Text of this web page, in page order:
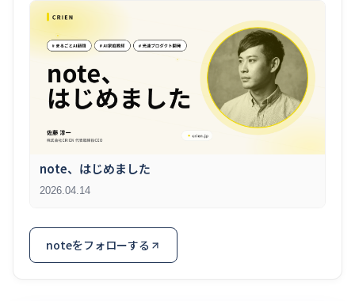
note、はじめました
2026.04.14
noteをフォローする